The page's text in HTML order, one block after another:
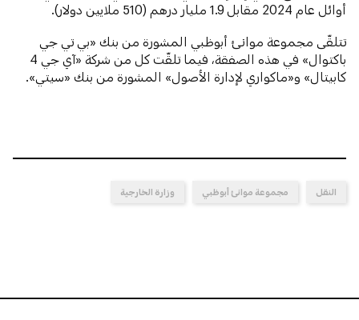
أوائل عام 2024 مقابل 1.9 مليار درهم (510 ملايين دولار).
تتلقّى مجموعة موانئ أبوظبي المشورة من بنك «بي تي جي
باكتوال» في هذه الصفقة، فيما تلقّت كل من شركة «آي جي 4
كابيتال» و«ماكواري لإدارة الأصول» المشورة من بنك «سيتي».
النقل مجموعة موانئ أبوظبي وزارة الخارجية